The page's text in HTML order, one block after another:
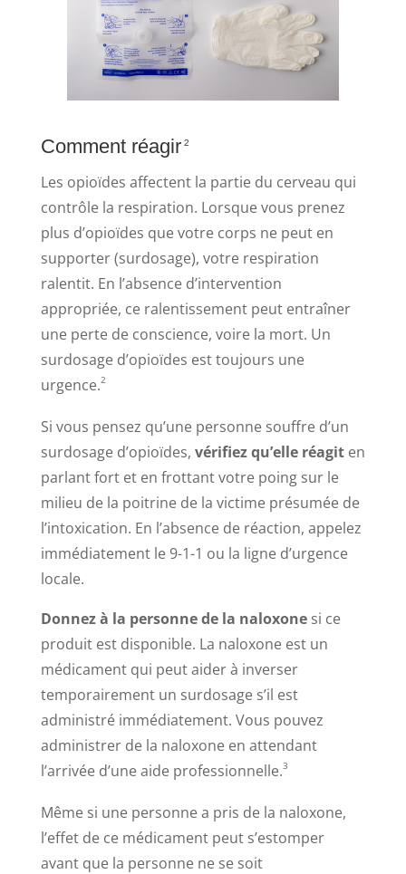
Comment réagir2
Les opioïdes affectent la partie du cerveau qui
contrôle la respiration. Lorsque vous prenez
plus d’opioïdes que votre corps ne peut en
supporter (surdosage), votre respiration
ralentit. En l’absence d’intervention
appropriée, ce ralentissement peut entraîner
une perte de conscience, voire la mort. Un
surdosage d’opioïdes est toujours une
urgence.2
Si vous pensez qu’une personne souffre d’un
surdosage d’opioïdes, vérifiez qu’elle réagiten
parlant fort et en frottant votre poing sur le
milieu de la poitrine de la victime présumée de
l’intoxication. En l’absence de réaction, appelez
immédiatement le 9-1-1 ou la ligne d’urgence
locale.
Donnez à la personne de la naloxonesi ce
produit est disponible. La naloxone est un
médicament qui peut aider à inverser
temporairement un surdosage s’il est
administré immédiatement. Vous pouvez
administrer de la naloxone en attendant
l’arrivée d’une aide professionnelle.3
Même si une personne a pris de la naloxone,
l’effet de ce médicament peut s’estomper
avant que la personne ne se soit